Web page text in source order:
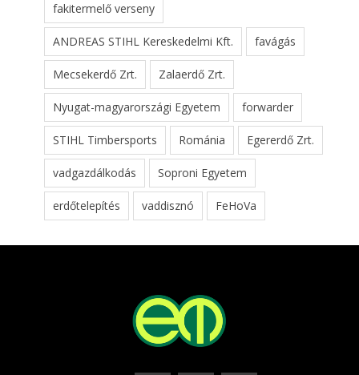
fakitermelő verseny
ANDREAS STIHL Kereskedelmi Kft. favágás
Mecsekerdő Zrt. Zalaerdő Zrt.
Nyugat-magyarországi Egyetem forwarder
STIHL Timbersports Románia Egererdő Zrt.
vadgazdálkodás Soproni Egyetem
erdőtelepítés vaddisznó FeHoVa